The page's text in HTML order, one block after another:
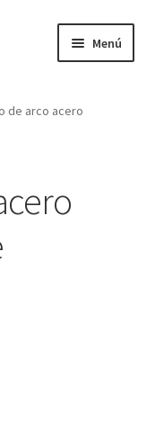
Menú
de arco acero